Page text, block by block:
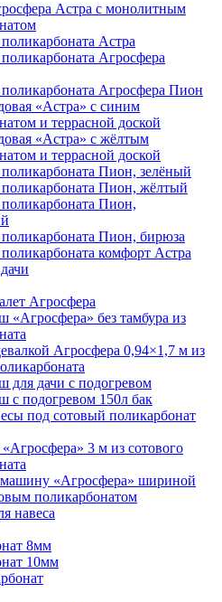
Астра с монолитным
Астра
поликарбоната Агросфера
поликарбоната Агросфера Пион
«Астра» с синим
и террасной доской
«Астра» с жёлтым
и террасной доской
поликарбоната Пион, зелёный
поликарбоната Пион, жёлтый
поликарбоната Пион,
поликарбоната Пион, бирюза
поликарбоната комфорт Астра
Агросфера
«Агросфера» без тамбура из
Агросфера 0,94×1,7 м из
для дачи с подогревом
с подогревом 150л бак
под сотовый поликарбонат
3 м из сотового
«Агросфера» шириной
поликарбонатом
навеса
8мм
10мм